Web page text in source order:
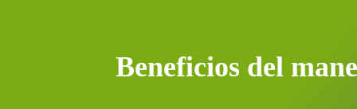
Beneficios del